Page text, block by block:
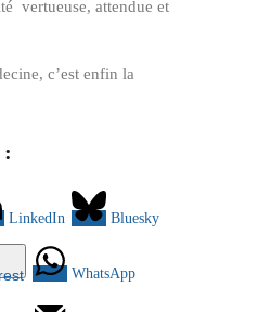
vertueuse, attendue et
c’est enfin la
:
LinkedIn Bluesky
WhatsApp